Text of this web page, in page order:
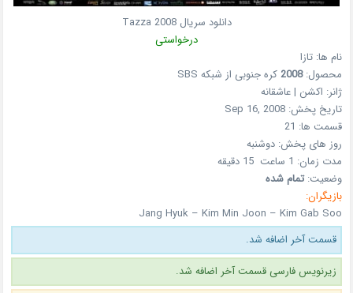
دانلود سریال Tazza 2008
درخواستی
نام ها:تازا
محصول:2008 کره جنوبی از شبکه SBS
ژانر: اکشن | عاشقانه
تاریخ پخش:Sep 16, 2008
قسمت ها: 21
روز های پخش:دوشنبه
مدت زمان: 1 ساعت 15 دقیقه
وضعیت:تمام شده
بازیگران:
Jang Hyuk – Kim Min Joon – Kim Gab Soo
قسمت آخر اضافه شد.
زیرنویس فارسی قسمت آخر اضافه شد.